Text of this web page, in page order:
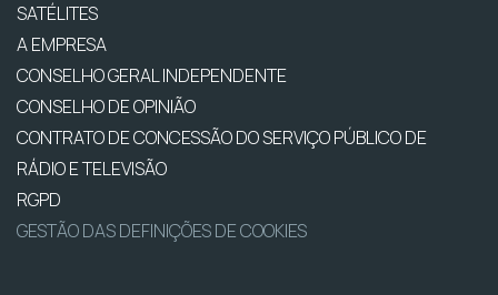
SATÉLITES
A EMPRESA
CONSELHO GERAL INDEPENDENTE
CONSELHO DE OPINIÃO
CONTRATO DE CONCESSÃO DO SERVIÇO PÚBLICO DE
RÁDIO E TELEVISÃO
RGPD
GESTÃO DAS DEFINIÇÕES DE COOKIES